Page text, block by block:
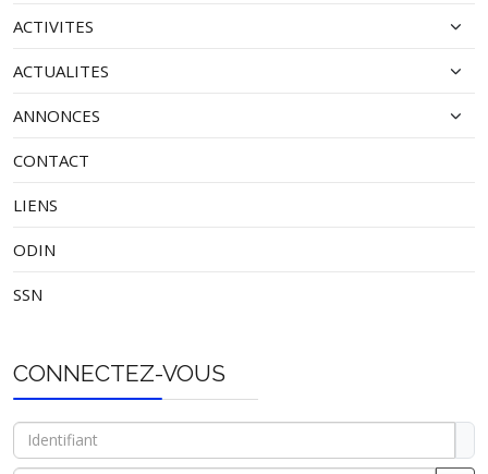
ACTIVITES
ACTUALITES
ANNONCES
CONTACT
LIENS
ODIN
SSN
CONNECTEZ-VOUS
Identifiant